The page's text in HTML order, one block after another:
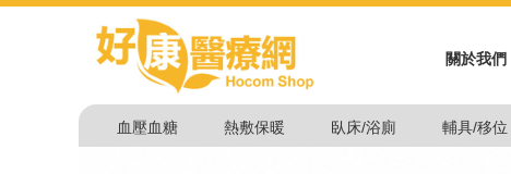
關於我們
血壓血糖 熱敷保暖 臥床/浴廁 輔具/移位